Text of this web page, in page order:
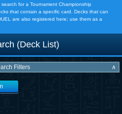
for a Tournament Championship
that contain a specific card. Decks that can
are also registered here; use them as a
(Deck List)
Filters ∧